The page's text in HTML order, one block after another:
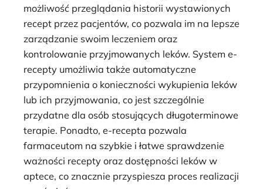
możliwość przeglądania historii wystawionych
recept przez pacjentów, co pozwala im na lepsze
zarządzanie swoim leczeniem oraz
kontrolowanie przyjmowanych leków. System e-
recepty umożliwia także automatyczne
przypomnienia o konieczności wykupienia leków
lub ich przyjmowania, co jest szczególnie
przydatne dla osób stosujących długoterminowe
terapie. Ponadto, e-recepta pozwala
farmaceutom na szybkie i łatwe sprawdzenie
ważności recepty oraz dostępności leków w
aptece, co znacznie przyspiesza proces realizacji